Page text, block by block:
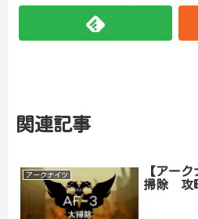
関連記事
アークナイツ
【アー
掃除 攻